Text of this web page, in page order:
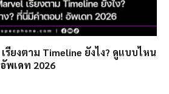
รียงตาม Timeline ยังไง? ดูแบบไหน
พเดท 2026